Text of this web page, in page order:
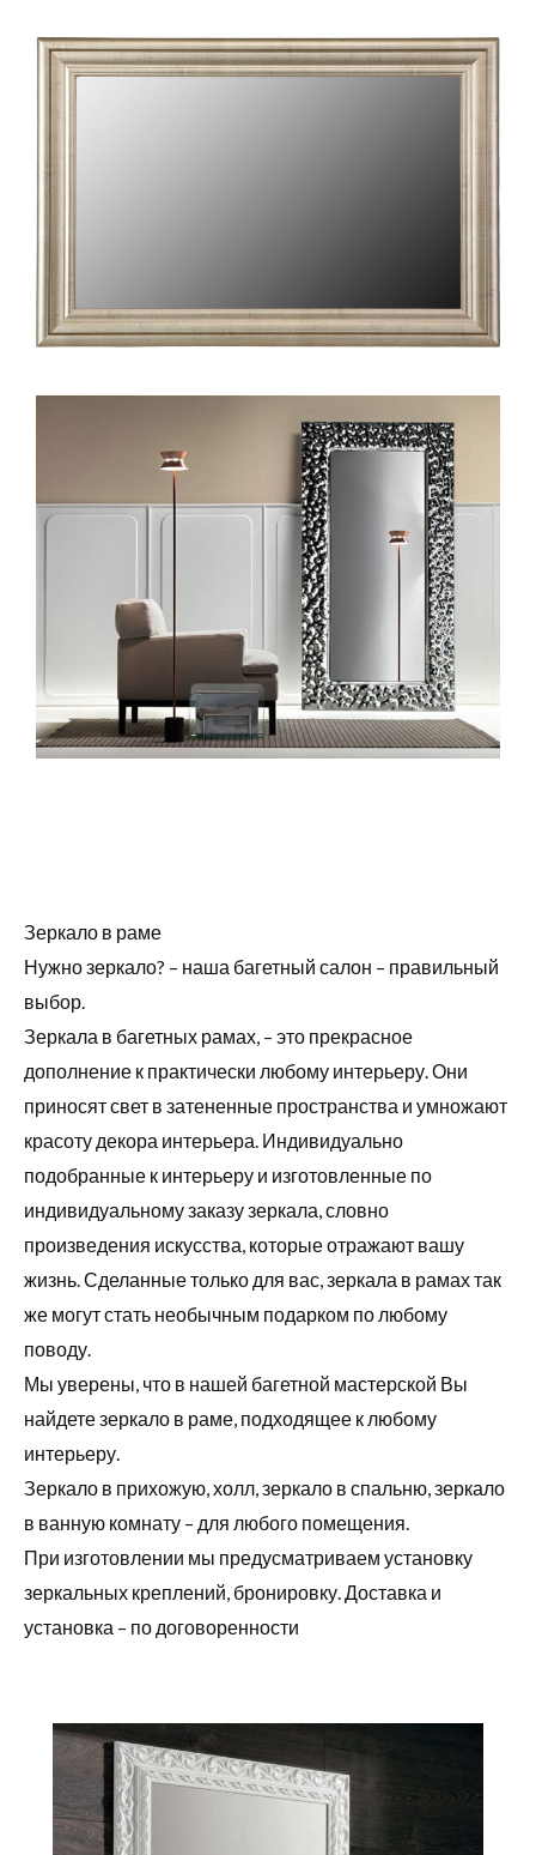
Зеркало в раме
Нужно зеркало? – наша багетный салон – правильный
выбор.
Зеркала в багетных рамах, – это прекрасное
дополнение к практически любому интерьеру. Они
приносят свет в затененные пространства и умножают
красоту декора интерьера. Индивидуально
подобранные к интерьеру и изготовленные по
индивидуальному заказу зеркала, словно
произведения искусства, которые отражают вашу
жизнь. Сделанные только для вас, зеркала в рамах так
же могут стать необычным подарком по любому
поводу.
Мы уверены, что в нашей багетной мастерской Вы
найдете зеркало в раме, подходящее к любому
интерьеру.
Зеркало в прихожую, холл, зеркало в спальню, зеркало
в ванную комнату – для любого помещения.
При изготовлении мы предусматриваем установку
зеркальных креплений, бронировку. Доставка и
установка – по договоренности